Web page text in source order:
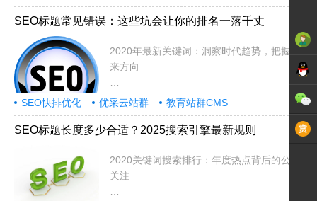
SEO标题常见错误：这些坑会让你的排名一落千丈
2020年最新关键词：洞察时代趋势，把握未
来方向
2020年是极具变革意义的一年，
SEO快排优化 优采云站群 教育站群CMS
SEO标题长度多少合适？2025搜索引擎最新规则
2020关键词搜索排行：年度热点背后的公众
关注